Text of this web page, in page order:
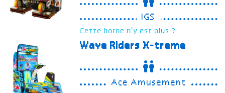
IGS
Cette borne n'y est plus ?
Wave Riders X-treme
Ace Amusement